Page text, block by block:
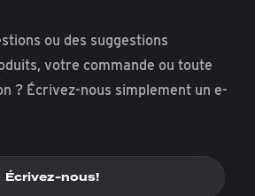
ou des suggestions
votre commande ou toute
? Écrivez-nous simplement un e-
Écrivez-nous!